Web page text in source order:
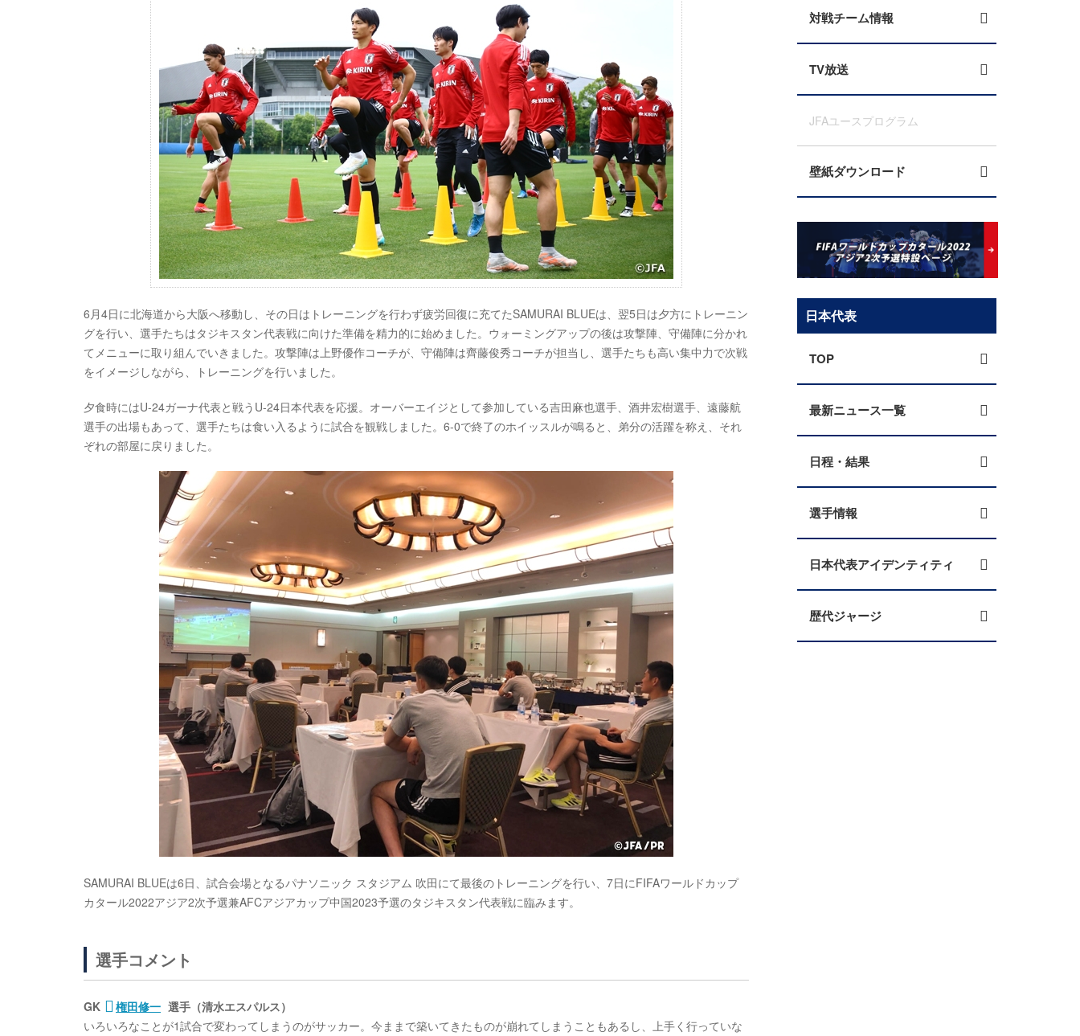
6月4日に北海道から大阪へ移動し、その日はトレーニングを行わず疲労回復に充てたSAMURAI BLUEは、翌5日は夕方にトレーニン
グを行い、選手たちはタジキスタン代表戦に向けた準備を精力的に始めました。ウォーミングアップの後は攻撃陣、守備陣に分かれ
てメニューに取り組んでいきました。攻撃陣は上野優作コーチが、守備陣は齊藤俊秀コーチが担当し、選手たちも高い集中力で次戦
をイメージしながら、トレーニングを行いました。
夕食時にはU-24ガーナ代表と戦うU-24日本代表を応援。オーバーエイジとして参加している吉田麻也選手、酒井宏樹選手、遠藤航
選手の出場もあって、選手たちは食い入るように試合を観戦しました。6-0で終了のホイッスルが鳴ると、弟分の活躍を称え、それ
ぞれの部屋に戻りました。
SAMURAI BLUEは6日、試合会場となるパナソニック スタジアム 吹田にて最後のトレーニングを行い、7日にFIFAワールドカップ
カタール2022アジア2次予選兼AFCアジアカップ中国2023予選のタジキスタン代表戦に臨みます。
選手コメント
GK 権田修一 選手（清水エスパルス）
いろいろなことが1試合で変わってしまうのがサッカー。今ままで築いてきたものが崩れてしまうこともあるし、上手く行っていな
対戦チーム情報
TV放送
JFAユースプログラム
壁紙ダウンロード
日本代表
TOP
最新ニュース一覧
日程・結果
選手情報
日本代表アイデンティティ
歴代ジャージ